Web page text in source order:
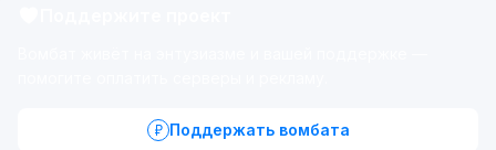
Поддержать вомбата